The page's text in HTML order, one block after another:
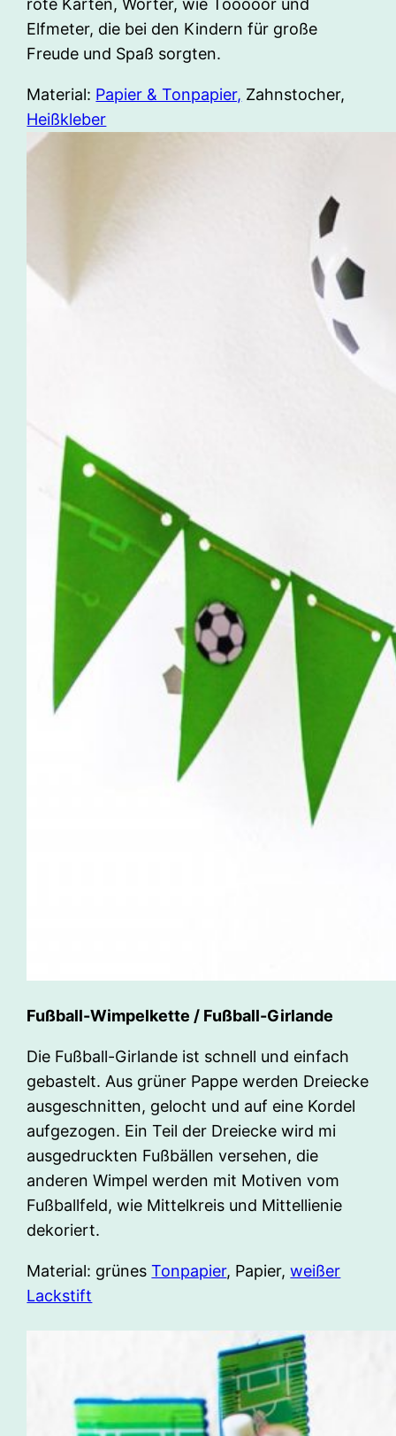
Elfmeter, die bei den Kindern für große
Freude und Spaß sorgten.
Material: Papier & Tonpapier, Zahnstocher,
Heißkleber
Fußball-Wimpelkette / Fußball-Girlande
Die Fußball-Girlande ist schnell und einfach
gebastelt. Aus grüner Pappe werden Dreiecke
ausgeschnitten, gelocht und auf eine Kordel
aufgezogen. Ein Teil der Dreiecke wird mi
ausgedruckten Fußbällen versehen, die
anderen Wimpel werden mit Motiven vom
Fußballfeld, wie Mittelkreis und Mittellienie
dekoriert.
Material: grünesTonpapier, Papier,weißer
Lackstift